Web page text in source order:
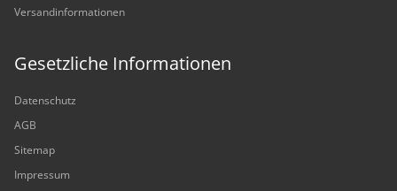
Versandinformationen
Gesetzliche Informationen
Datenschutz
AGB
Sitemap
Impressum